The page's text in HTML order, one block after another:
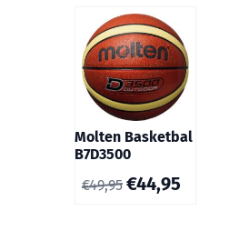
Molten Basketbal
B7D3500
€49,95 €44,95